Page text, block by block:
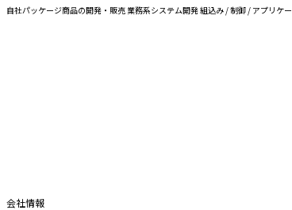
自社パッケージ商品の開発・販売 業務系システム開発 組込み / 制御 / アプリ
会社情報